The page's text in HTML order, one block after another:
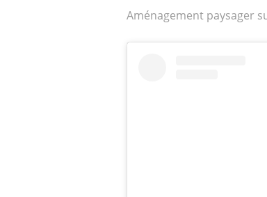
Aménagement paysager